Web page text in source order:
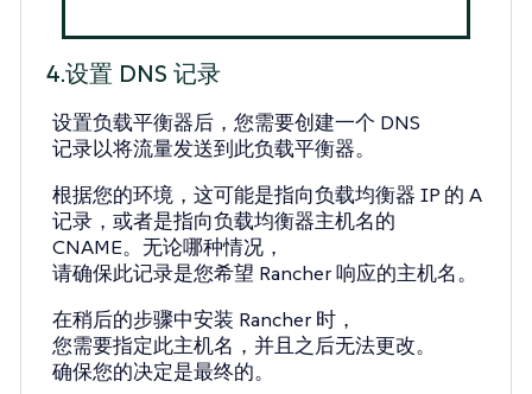
4.设置 DNS 记录
设置负载平衡器后，您需要创建一个 DNS
记录以将流量发送到此负载平衡器。
根据您的环境，这可能是指向负载均衡器 IP 的 A
记录，或者是指向负载均衡器主机名的
CNAME。无论哪种情况，
请确保此记录是您希望 Rancher 响应的主机名。
在稍后的步骤中安装 Rancher 时，
您需要指定此主机名，并且之后无法更改。
确保您的决定是最终的。